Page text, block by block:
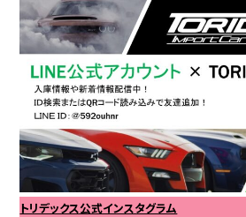
トリデックス公式インスタグラム